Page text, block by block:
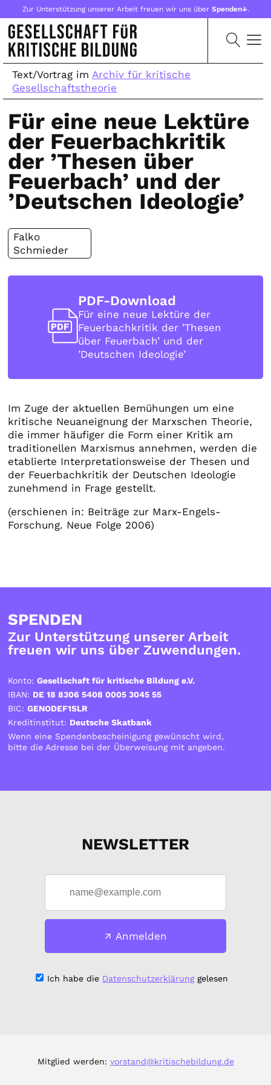
Zur Unterstützung unserer Arbeit freuen wir uns über Spenden↓.
Text/Vortrag imArchiv für kritische
Gesellschaftstheorie
Für eine neue Lektüre
der Feuerbachkritik
der ’Thesen über
Feuerbach’ und der
’Deutschen Ideologie’
Falko
Schmieder
PDF-Download
Für eine neue Lektüre der
Feuerbachkritik der ’Thesen
über Feuerbach’ und der
’Deutschen Ideologie’
Im Zuge der aktuellen Bemühungen um eine
kritische Neuaneignung der Marxschen Theorie,
die immer häufiger die Form einer Kritik am
traditionellen Marxismus annehmen, werden die
etablierte Interpretationsweise der Thesen und
der Feuerbachkritik der Deutschen Ideologie
zunehmend in Frage gestellt.
(erschienen in: Beiträge zur Marx-Engels-
Forschung. Neue Folge 2006)
SPENDEN
Zur Unterstützung unserer Arbeit
freuen wir uns über Zuwendungen.
Konto:Gesellschaft für kritische Bildung e.V.
IBAN: DE 18 8306 5408 0005 3045 55
BIC:GENODEF1SLR
Kreditinstitut: Deutsche Skatbank
Wenn eine Spendenbescheinigung gewünscht wird,
bitte die Adresse bei der Überweisung mit angeben.
NEWSLETTER
Anmelden
Ich habe die Datenschutzerklärunggelesen
Mitglied werden: vorstand@kritischebildung.de